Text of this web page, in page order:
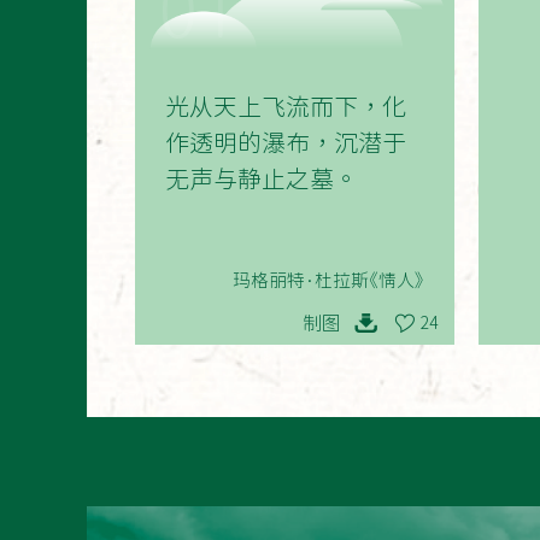
光从天上飞流而下，化
作透明的瀑布，沉潜于
无声与静止之墓。
玛格丽特·杜拉斯《情人》
制图 24